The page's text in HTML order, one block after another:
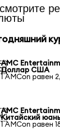
AMC
Доллар США
1 AMCon равен
AMC
Китайский
1 AMCon равен